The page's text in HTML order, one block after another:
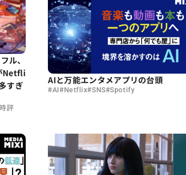
ル、
Netfli
すぎ
評
AIと万能エンタメアプリの台頭
#AI#Netflix#SNS#Spotify